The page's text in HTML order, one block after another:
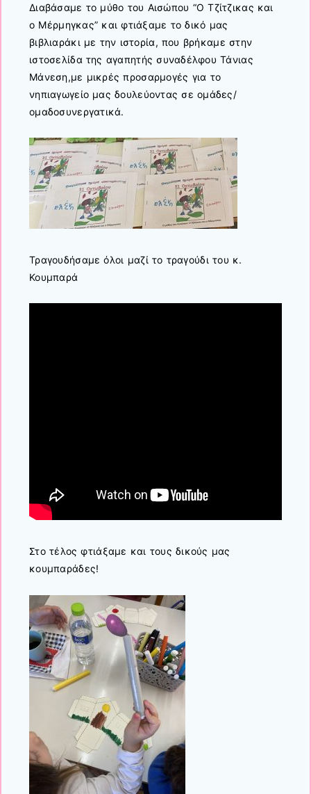
Διαβάσαμε το μύθο του Αισώπου “Ο Τζίτζικας και
ο Μέρμηγκας” και φτιάξαμε το δικό μας
βιβλιαράκι με την ιστορία, που βρήκαμε στην
ιστοσελίδα της αγαπητής συναδέλφου Τάνιας
Μάνεση,με μικρές προσαρμογές για το
νηπιαγωγείο μας δουλεύοντας σε ομάδες/
ομαδοσυνεργατικά.
Τραγουδήσαμε όλοι μαζί το τραγούδι του κ.
Κουμπαρά
Στο τέλος φτιάξαμε και τους δικούς μας
κουμπαράδες!